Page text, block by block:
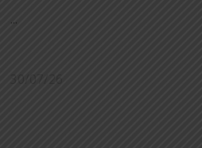
...
30/07/26